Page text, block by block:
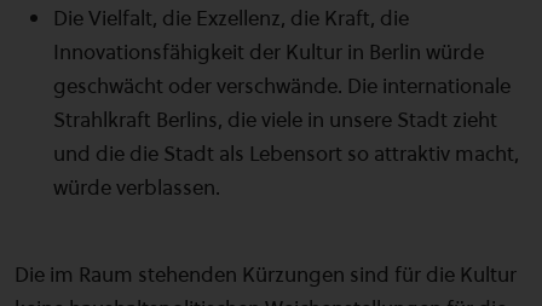
Die Vielfalt, die Exzellenz, die Kraft, die
Innovationsfähigkeit der Kultur in Berlin würde
geschwächt oder verschwände. Die internationale
Strahlkraft Berlins, die viele in unsere Stadt zieht
und die die Stadt als Lebensort so attraktiv macht,
würde verblassen.
Die im Raum stehenden Kürzungen sind für die Kultur